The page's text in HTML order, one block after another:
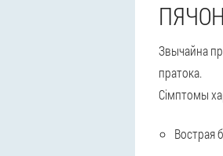
Звычайна
пратока.
Сімптомы
Вострая